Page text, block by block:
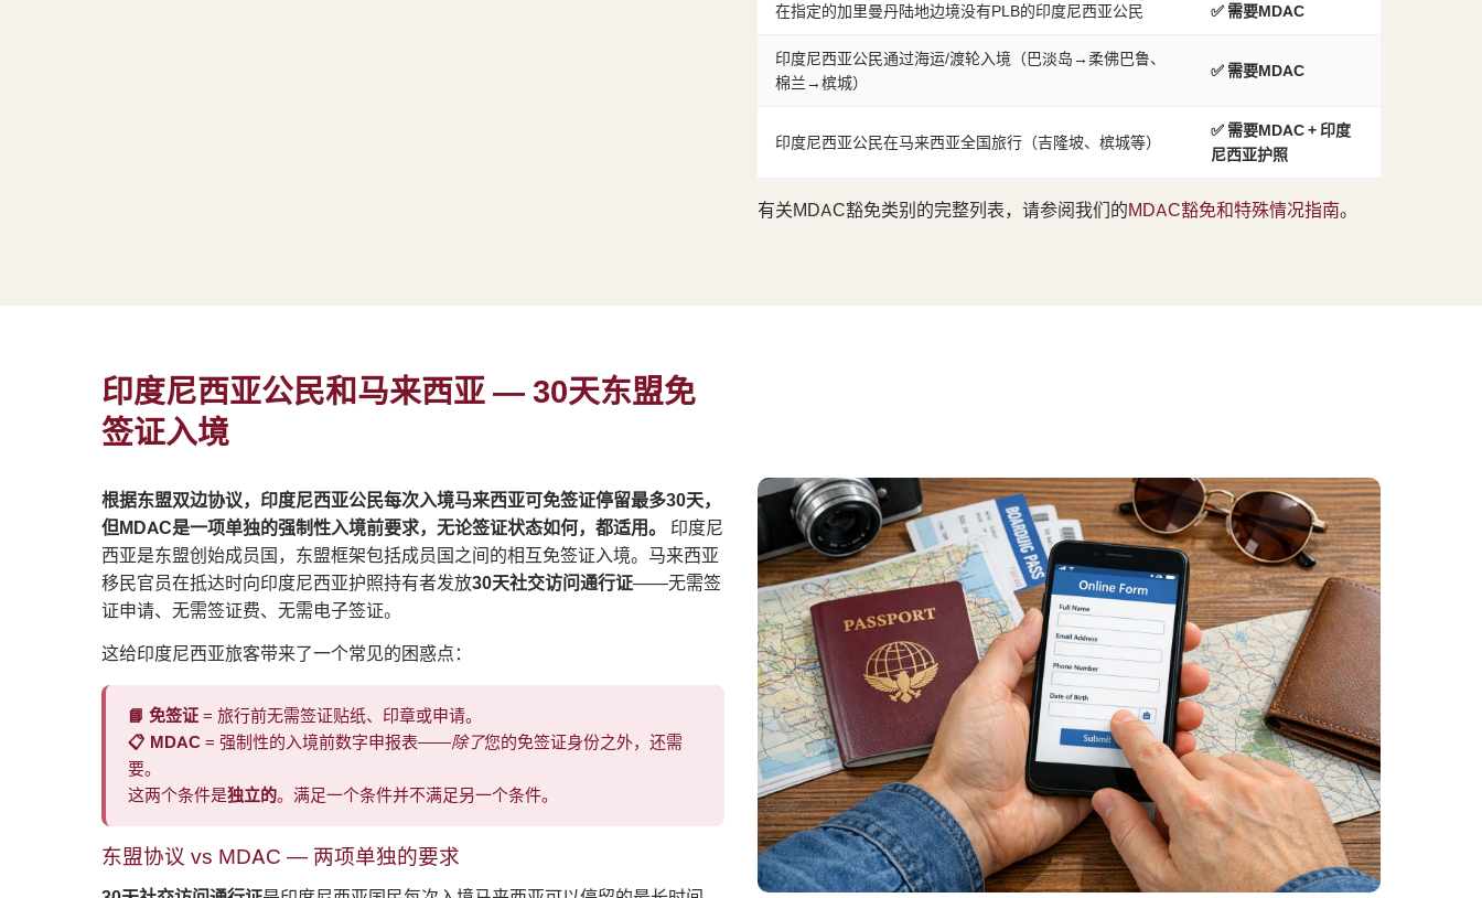
在指定的加里曼丹陆地边境没有PLB的印度尼西亚公民 ✅ 需要MDAC
印度尼西亚公民通过海运/渡轮入境（巴淡岛→柔佛巴鲁、
棉兰→槟城）
✅ 需要MDAC
印度尼西亚公民在马来西亚全国旅行（吉隆坡、槟城等）
✅ 需要MDAC + 印度
尼西亚护照
有关MDAC豁免类别的完整列表，请参阅我们的MDAC豁免和特殊情况指南。
印度尼西亚公民和马来西亚 — 30天东盟免
签证入境
根据东盟双边协议，印度尼西亚公民每次入境马来西亚可免签证停留最多30天，
但MDAC是一项单独的强制性入境前要求，无论签证状态如何，都适用。
印度尼
西亚是东盟创始成员国，东盟框架包括成员国之间的相互免签证入境。马来西亚
移民官员在抵达时向印度尼西亚护照持有者发放30天社交访问通行证——无需签
证申请、无需签证费、无需电子签证。
这给印度尼西亚旅客带来了一个常见的困惑点：
📘 免签证 = 旅行前无需签证贴纸、印章或申请。
📋 MDAC = 强制性的入境前数字申报表——除了您的免签证身份之外，还需
要。
这两个条件是独立的。满足一个条件并不满足另一个条件。
东盟协议 vs MDAC — 两项单独的要求